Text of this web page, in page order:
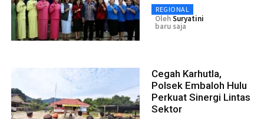
REGIONAL
OlehSuryatini
baru saja
Cegah Karhutla,
Polsek Embaloh Hulu
Perkuat Sinergi Lintas
Sektor